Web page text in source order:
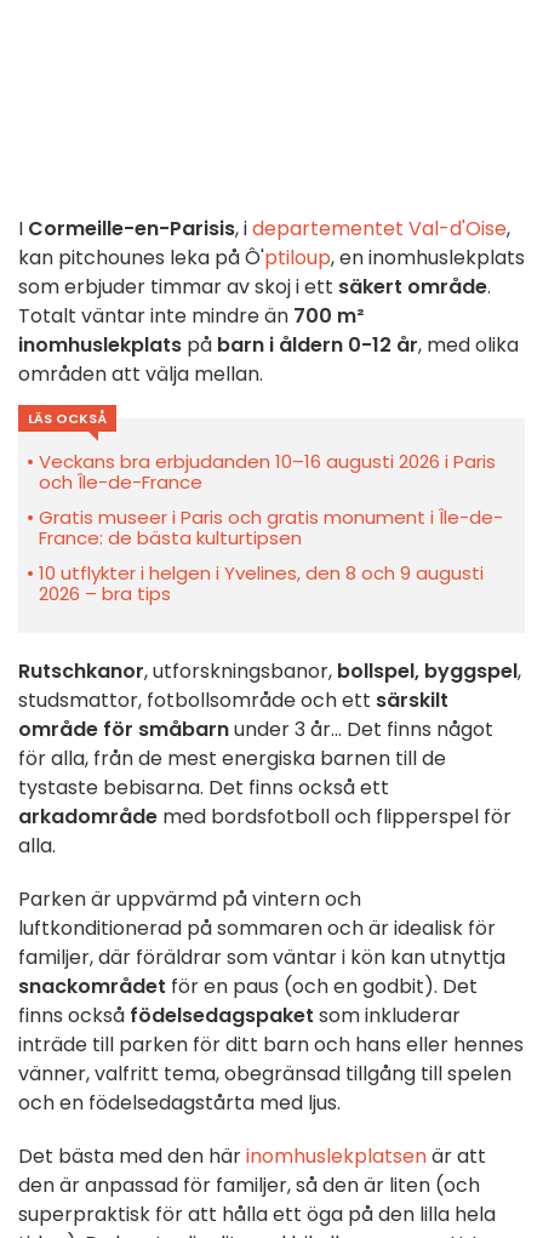
I Cormeille-en-Parisis, idepartementet Val-d'Oise,
kan pitchounes leka på Ô'ptiloup, en inomhuslekplats
som erbjuder timmar av skoj i ett säkert område.
Totalt väntar inte mindre än 700 m²
inomhuslekplats på barn i åldern 0-12 år, med olika
områden att välja mellan.
LÄS OCKSÅ
Veckans bra erbjudanden 10–16 augusti 2026 i Paris
och Île-de-France
Gratis museer i Paris och gratis monument i Île-de-
France: de bästa kulturtipsen
10 utflykter i helgen i Yvelines, den 8 och 9 augusti
2026 – bra tips
Rutschkanor, utforskningsbanor, bollspel, byggspel,
studsmattor, fotbollsområde och ett särskilt
område för småbarnunder 3 år... Det finns något
för alla, från de mest energiska barnen till de
tystaste bebisarna. Det finns också ett
arkadområde med bordsfotboll och flipperspel för
alla.
Parken är uppvärmd på vintern och
luftkonditionerad på sommaren och är idealisk för
familjer, där föräldrar som väntar i kön kan utnyttja
snackområdet för en paus (och en godbit). Det
finns också födelsedagspaket som inkluderar
inträde till parken för ditt barn och hans eller hennes
vänner, valfritt tema, obegränsad tillgång till spelen
och en födelsedagstårta med ljus.
Det bästa med den härinomhuslekplatsenär att
den är anpassad för familjer, så den är liten (och
superpraktisk för att hålla ett öga på den lilla hela